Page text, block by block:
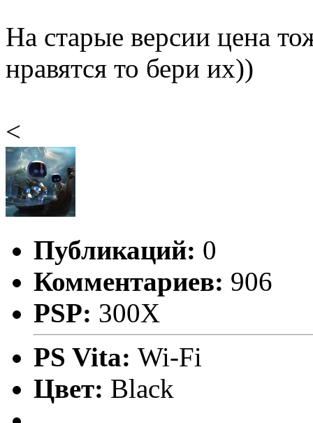
На старые версии цена
нравятся то бери их))
<
Публикаций: 0
Комментариев: 906
PSP: 300X
PS Vita: Wi-Fi
Цвет: Black